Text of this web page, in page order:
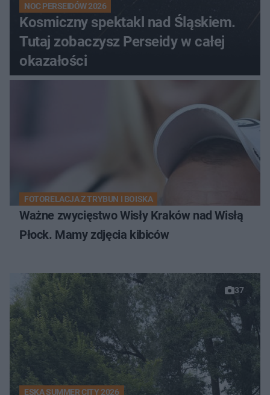
NOC PERSEIDÓW 2026
Kosmiczny spektakl nad Śląskiem.
Tutaj zobaczysz Perseidy w całej
okazałości
FOTORELACJA Z TRYBUN I BOISKA
Ważne zwycięstwo Wisły Kraków nad Wisłą
Płock. Mamy zdjęcia kibiców
37
ESKA SUMMER CITY 2026